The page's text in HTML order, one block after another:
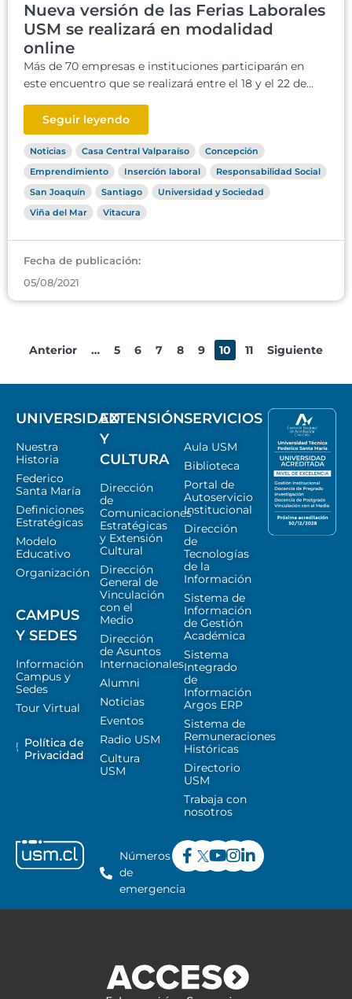
Nueva versión de las Ferias Laborales
USM se realizará en modalidad
online
Más de 70 empresas e instituciones participarán en
este encuentro que se realizará entre el 18 y el 22 de...
Seguir leyendo
Noticias Casa Central Valparaíso
Concepción
Emprendimiento
Inserción laboral
Responsabilidad Social
San Joaquín
Santiago
Universidad y Sociedad
Viña del Mar
Vitacura
Fecha de publicación:
05/08/2021
Anterior … 5 6 7 8 9 10 11 Siguiente
UNIVERSIDAD
Nuestra
Historia
Federico
Santa María
Definiciones
Estratégicas
Modelo
Educativo
Organización
CAMPUS
Y SEDES
Información
Campus y
Sedes
Tour Virtual
Política de
Privacidad
EXTENSIÓN
Y
CULTURA
Dirección
de
Comunicaciones
Estratégicas
y Extensión
Cultural
Dirección
General de
Vinculación
con el
Medio
Dirección
de Asuntos
Internacionales
Alumni
Noticias
Eventos
Radio USM
Cultura
USM
SERVICIOS
Aula USM
Biblioteca
Portal de
Autoservicio
Institucional
Dirección
de
Tecnologías
de la
Información
Sistema de
Información
de Gestión
Académica
Sistema
Integrado
de
Información
Argos ERP
Sistema de
Remuneraciones
Históricas
Directorio
USM
Trabaja con
nosotros
Números
de
emergencia